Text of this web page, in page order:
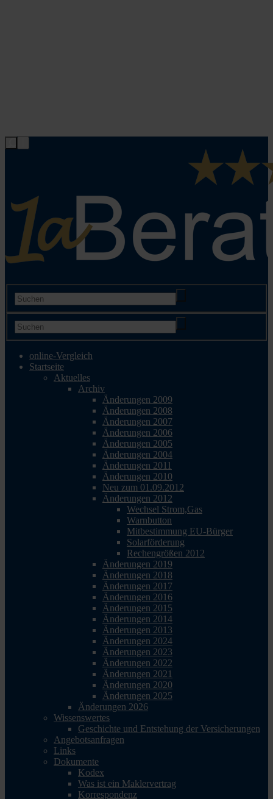
online-Vergleich
Startseite
Aktuelles
Archiv
Änderungen 2009
Änderungen 2008
Änderungen 2007
Änderungen 2006
Änderungen 2005
Änderungen 2004
Änderungen 2011
Änderungen 2010
Neu zum 01.09.2012
Änderungen 2012
Wechsel Strom,Gas
Warnbutton
Mitbestimmung EU-Bürger
Solarförderung
Rechengrößen 2012
Änderungen 2019
Änderungen 2018
Änderungen 2017
Änderungen 2016
Änderungen 2015
Änderungen 2014
Änderungen 2013
Änderungen 2024
Änderungen 2023
Änderungen 2022
Änderungen 2021
Änderungen 2020
Änderungen 2025
Änderungen 2026
Wissenswertes
Geschichte und Entstehung der Versicherungen
Angebotsanfragen
Links
Dokumente
Kodex
Was ist ein Maklervertrag
Korrespondenz